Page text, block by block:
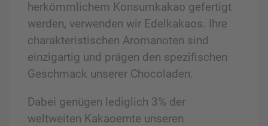
herkömmlichem Konsumkakao gefertigt
werden, verwenden wir Edelkakaos. Ihre
charakteristischen Aromanoten sind
einzigartig und prägen den spezifischen
Geschmack unserer Chocoladen.
Dabei genügen lediglich 3% der
weltweiten Kakaoernte unseren